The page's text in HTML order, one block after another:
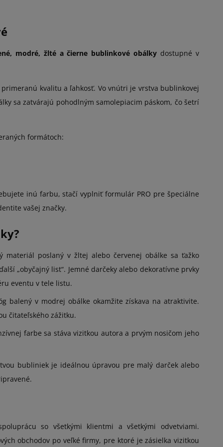
modré, žlté a čierne bublinkové obálky dostupné v
kvalitu a ľahkosť. Vo vnútri je vrstva bublinkovej
sa zatvárajú pohodlným samolepiacim páskom, čo šetrí
formátoch:
inú farbu, stačí vyplniť formulár PRO pre špeciálne
vašej značky.
poslaný v žltej alebo červenej obálke sa ťažko
„obyčajný list“. Jemné darčeky alebo dekoratívne prvky
eventu v tele listu.
balený v modrej obálke okamžite získava na atraktivite.
čitateľského zážitku.
farbe sa stáva vizitkou autora a prvým nosičom jeho
bubliniek je ideálnou úpravou pre malý darček alebo
so všetkými klientmi a všetkými odvetviami.
obchodov po veľké firmy, pre ktoré je zásielka vizitkou